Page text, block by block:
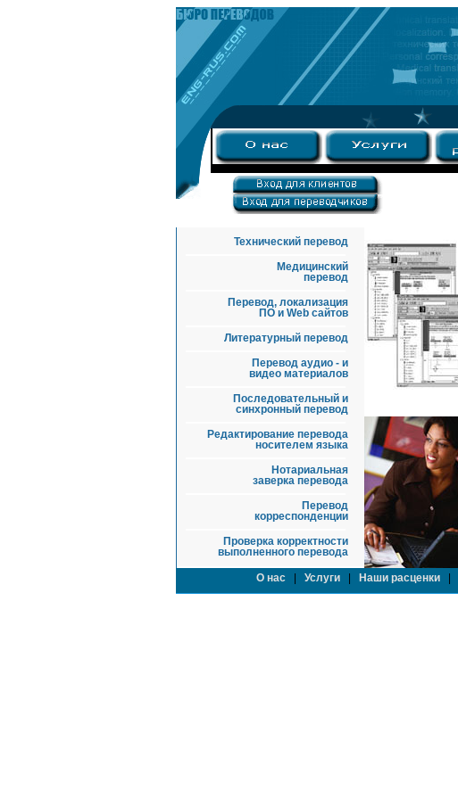
Технический перевод
Медицинский
перевод
Перевод, локализация
ПО и Web сайтов
Литературный перевод
Перевод аудио - и
видео материалов
Последовательный и
синхронный перевод
Редактирование перевода
носителем языка
Нотариальная
заверка перевода
Перевод
корреспонденции
Проверка корректности
выполненного перевода
О нас Услуги Наши расценки